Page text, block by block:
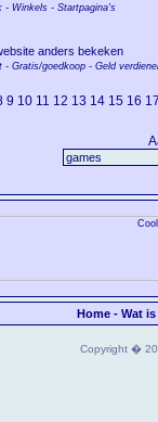
- Winkels - Startpagina's
anders bekeken
Gratis/goedkoop - Geld
9 10 11 12 13 14 15 16
Home - Wat
Copyright �